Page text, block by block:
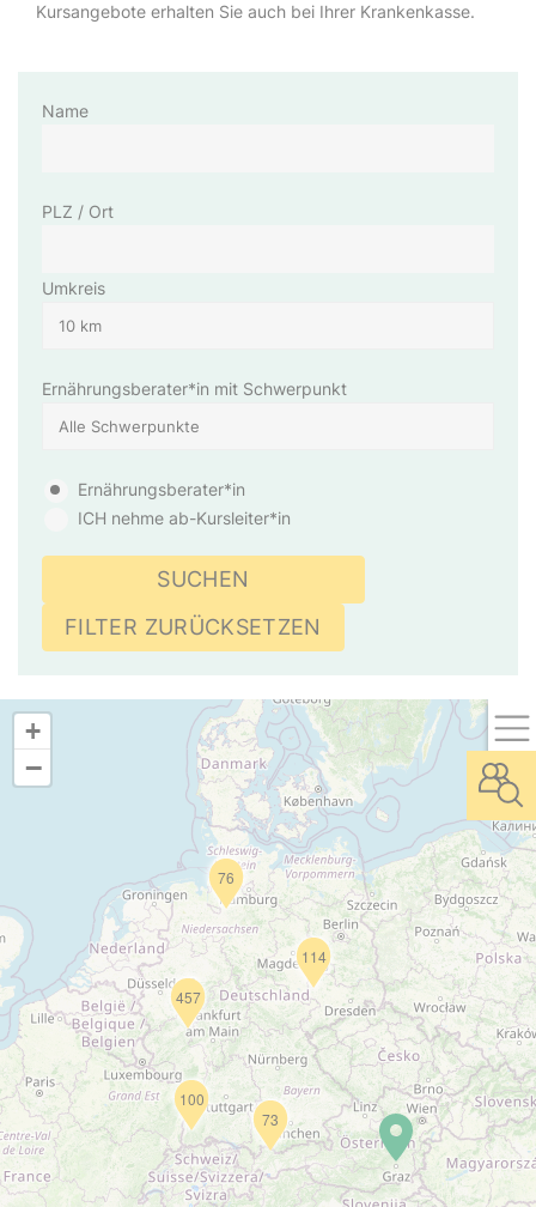
Kursangebote erhalten Sie auch bei Ihrer Krankenkasse.
Name
PLZ / Ort
Umkreis
Ernährungsberater*in mit Schwerpunkt
Ernährungsberater*in
ICH nehme ab-Kursleiter*in
SUCHEN
FILTER ZURÜCKSETZEN
76
73
100
114
457
+
−